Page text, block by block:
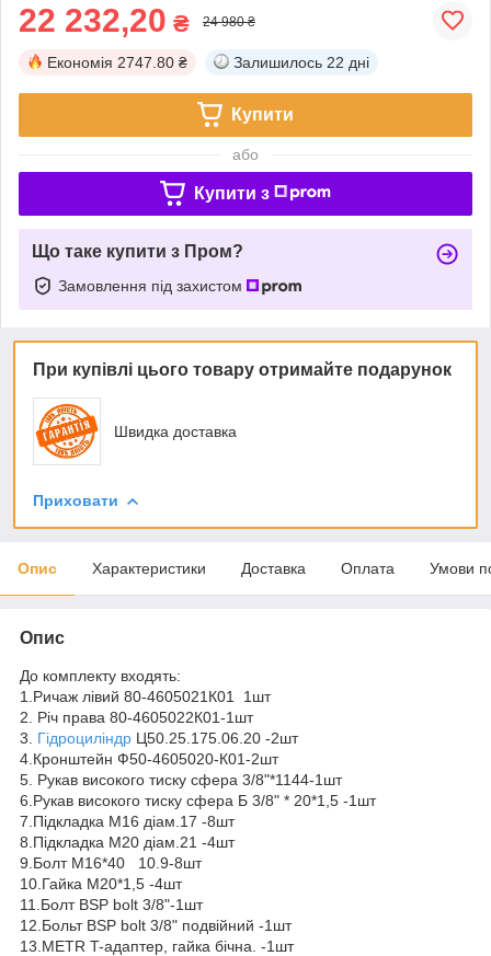
22 232,20 ₴ 24 980 ₴
Економія 2747.80 ₴ Залишилось 22 дні
Купити
або
Купити з
Що таке купити з Пром?
Замовлення під захистом
При купівлі цього товару отримайте подарунок
Швидка доставка
Приховати
Опис Характеристики Доставка Оплата Умови
Опис
До комплекту входять:
1.Ричаж лівий 80-4605021К01 1шт
2. Річ права 80-4605022К01-1шт
3. Гідроциліндр Ц50.25.175.06.20 -2шт
4.Кронштейн Ф50-4605020-К01-2шт
5. Рукав високого тиску сфера 3/8"*1144-1шт
6.Рукав високого тиску сфера Б 3/8" * 20*1,5 -1шт
7.Підкладка М16 діам.17 -8шт
8.Підкладка М20 діам.21 -4шт
9.Болт М16*40 10.9-8шт
10.Гайка М20*1,5 -4шт
11.Болт BSP bolt 3/8"-1шт
12.Больт BSP bolt 3/8" подвійний -1шт
13.METR T-адаптер, гайка бічна. -1шт